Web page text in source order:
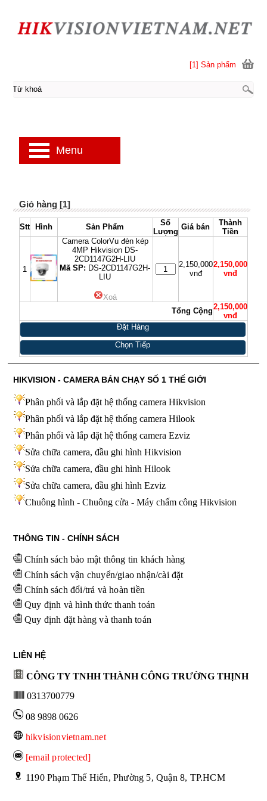
Giỏ hàng [1]
Stt Hình Sản Phẩm
Số
Lượng
Giá bán
Thành
Tiền
1
Camera ColorVu đèn kép
4MP Hikvision DS-
2CD1147G2H-LIU
Mã SP: DS-2CD1147G2H-
LIU
Xoá
2,150,000
vnđ
2,150,000
vnđ
Tổng Cộng2,150,000
vnđ
Đặt Hàng
Chọn Tiếp
[1] Sản phẩm
Menu
HIKVISION - CAMERA BÁN CHẠY SỐ 1 THẾ GIỚI
Phân phối và lắp đặt hệ thống camera Hikvision
Phân phối và lắp đặt hệ thống camera Hilook
Phân phối và lắp đặt hệ thống camera Ezviz
Sửa chữa camera, đầu ghi hình Hikvision
Sửa chữa camera, đầu ghi hình Hilook
Sửa chữa camera, đầu ghi hình Ezviz
Chuông hình - Chuông cửa - Máy chấm công Hikvision
THÔNG TIN - CHÍNH SÁCH
Chính sách bảo mật thông tin khách hàng
Chính sách vận chuyển/giao nhận/cài đặt
Chính sách đổi/trả và hoàn tiền
Quy định và hình thức thanh toán
Quy định đặt hàng và thanh toán
LIÊN HỆ
CÔNG TY TNHH THÀNH CÔNG TRƯỜNG THỊNH
0313700779
08 9898 0626
hikvisionvietnam.net
[email protected]
1190 Phạm Thế Hiển, Phường 5, Quận 8, TP.HCM